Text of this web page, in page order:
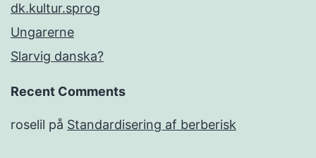
dk.kultur.sprog
Ungarerne
Slarvig danska?
Recent Comments
roselil på Standardisering af berberisk